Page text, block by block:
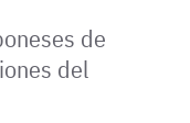
de
del